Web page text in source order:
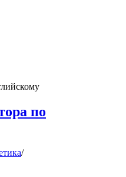
по